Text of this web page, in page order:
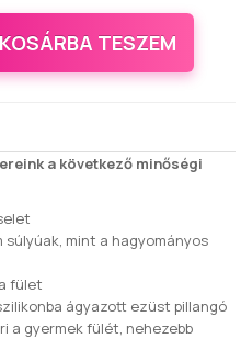
KOSÁRBA TESZEM
a következő minőségi
súlyúak, mint a hagyományos
fület
ágyazott ezüst pillangó
a gyermek fülét, nehezebb